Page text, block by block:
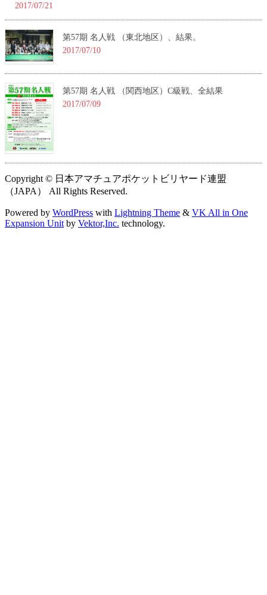
2017/07/21
第57期 名人戦 （東北地区）、結果。
2017/07/10
第57期 名人戦 （関西地区）C級戦、全結果
2017/07/09
Copyright © 日本アマチュアポケットビリヤード連盟
（JAPA） All Rights Reserved.
Powered by WordPress with Lightning Theme & VK All in One
Expansion Unit by Vektor,Inc. technology.